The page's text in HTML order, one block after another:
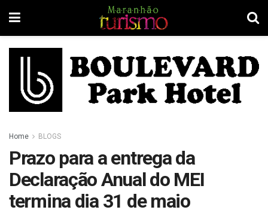
Home BLOGS
Prazo para a entrega da
Declaração Anual do MEI
termina dia 31 de maio